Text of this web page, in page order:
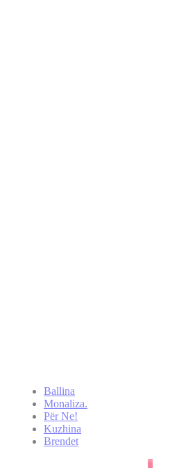
Ballina
Monaliza.
Për Ne!
Kuzhina
Brendet